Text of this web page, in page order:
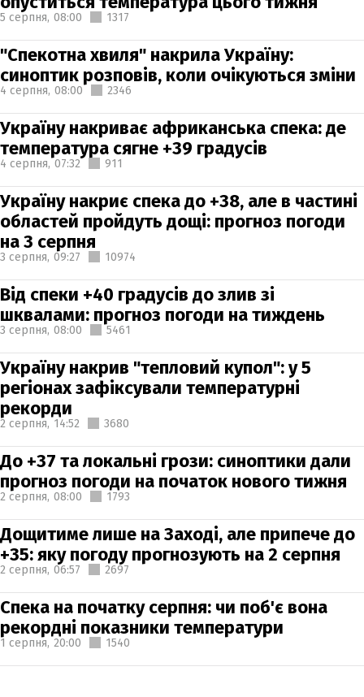
5 серпня, 08:00 1317
"Спекотна хвиля" накрила Україну:
синоптик розповів, коли очікуються зміни
4 серпня, 08:00 2346
Україну накриває африканська спека: де
температура сягне +39 градусів
4 серпня, 07:32 911
Україну накриє спека до +38, але в частині
областей пройдуть дощі: прогноз погоди
на 3 серпня
3 серпня, 09:27 10974
Від спеки +40 градусів до злив зі
шквалами: прогноз погоди на тиждень
3 серпня, 08:00 5461
Україну накрив "тепловий купол": у 5
регіонах зафіксували температурні
рекорди
2 серпня, 14:52 3680
До +37 та локальні грози: синоптики дали
прогноз погоди на початок нового тижня
2 серпня, 08:00 1793
Дощитиме лише на Заході, але припече до
+35: яку погоду прогнозують на 2 серпня
2 серпня, 06:57 2697
Спека на початку серпня: чи поб'є вона
рекордні показники температури
1 серпня, 20:00 1540